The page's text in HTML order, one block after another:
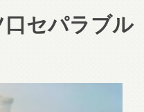
口セパラブル